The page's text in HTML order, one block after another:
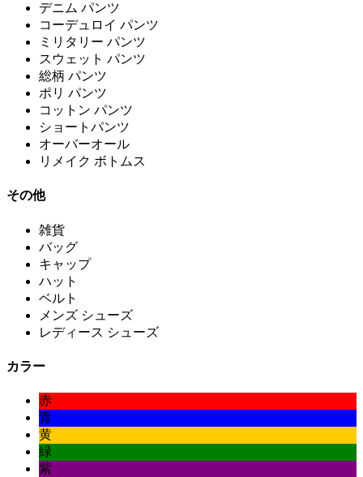
デニム パンツ
コーデュロイ パンツ
ミリタリー パンツ
スウェット パンツ
総柄 パンツ
ポリ パンツ
コットン パンツ
ショートパンツ
オーバーオール
リメイク ボトムス
その他
雑貨
バッグ
キャップ
ハット
ベルト
メンズ シューズ
レディース シューズ
カラー
赤
青
黄
緑
紫